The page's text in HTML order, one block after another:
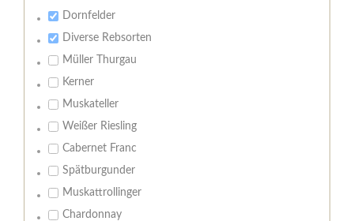
Dornfelder
Diverse Rebsorten
Müller Thurgau
Kerner
Muskateller
Weißer Riesling
Cabernet Franc
Spätburgunder
Muskattrollinger
Chardonnay